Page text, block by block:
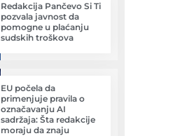
Redakcija Pančevo Si Ti
pozvala javnost da
pomogne u plaćanju
sudskih troškova
EU počela da
primenjuje pravila o
označavanju AI
sadržaja: Šta redakcije
moraju da znaju